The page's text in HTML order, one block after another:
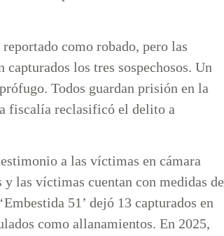
como robado, pero las
los tres sospechosos. Un
Todos guardan prisión en la
fiscalía reclasificó el delito a
a las víctimas en cámara
las víctimas cuentan con medidas de
51’ dejó 13 capturados en
como allanamientos. En 2025,